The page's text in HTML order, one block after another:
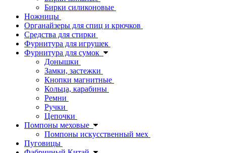
Бирки силиконовые
Ножницы
Органайзеры для спиц и крючков
Средства для стирки
Фурнитура для игрушек
Фурнитура для сумок
Донышки
Замки, застежки
Кнопки магнитные
Кольца, карабины
Ремни
Ручки
Цепочки
Помпоны меховые
Помпоны искусственный мех
Пуговицы